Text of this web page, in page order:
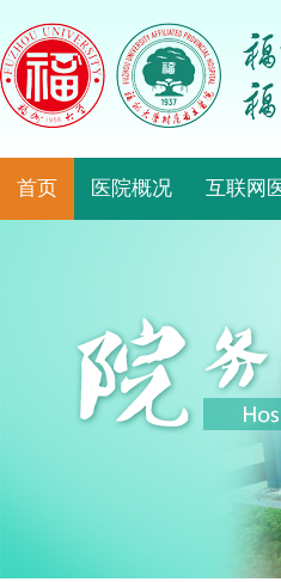
首页 医院概况 互联网